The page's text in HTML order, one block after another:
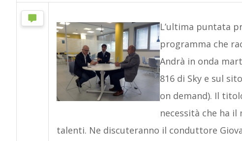
L’ultima puntata
programma che
Andrà in onda
816 di Sky e sul
on demand). Il
necessità che ha
talenti. Ne discuteranno il conduttore